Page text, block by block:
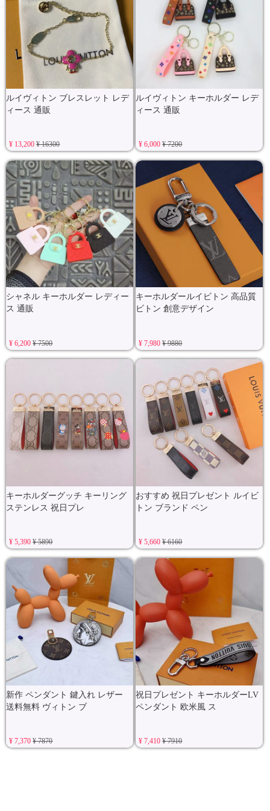
ルイヴィトン ブレスレット レデ
ィース 通販
¥ 13,200¥ 16300
ルイヴィトン キーホルダー レデ
ィース 通販
¥ 6,000¥ 7200
シャネル キーホルダー レディー
ス 通販
¥ 6,200¥ 7500
キーホルダールイビトン 高品質
ビトン 創意デザイン
¥ 7,980¥ 9880
キーホルダーグッチ キーリング
ステンレス 祝日プレ
¥ 5,390¥ 5890
おすすめ 祝日プレゼント ルイビ
トン ブランド ペン
¥ 5,660¥ 6160
新作 ペンダント 鍵入れ レザー
送料無料 ヴィトン ブ
¥ 7,370¥ 7870
祝日プレゼント キーホルダーLV
ペンダント 欧米風 ス
¥ 7,410¥ 7910